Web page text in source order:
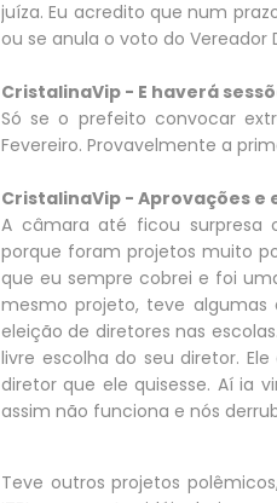
juíza. Eu acredito que num
ou se anula o voto do
CristalinaVip - E haverá
Só se o prefeito convocar
Fevereiro. Provavelmente a
CristalinaVip - Aprovações e
A câmara até ficou surpresa
porque foram projetos muito
que eu sempre cobrei e foi
mesmo projeto, teve
eleição de diretores nas
livre escolha do seu diretor.
diretor que ele quisesse. Aí ia
assim não funciona e nós
Teve outros projetos